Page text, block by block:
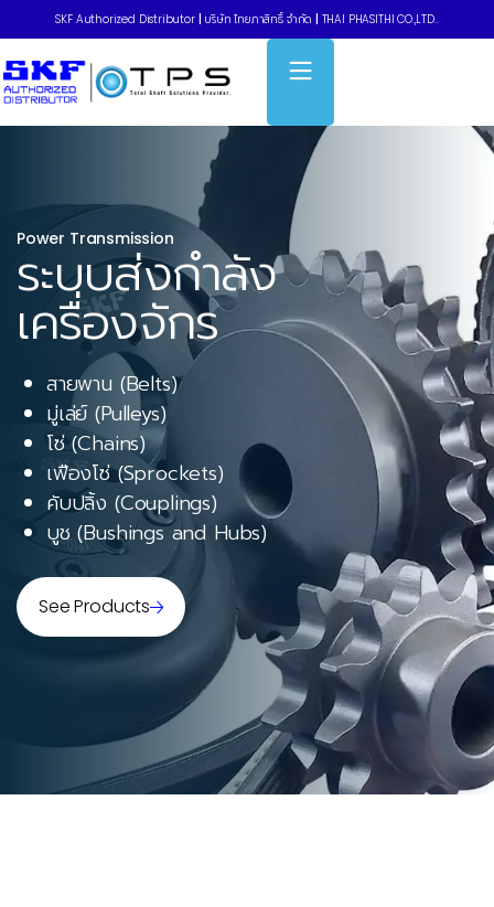
SKF Authorized Distributor บริษัท ไทยภาสิทธิ์ จำกัด THAI PHASITHI CO.,LTD..
Power Transmission
ระบบส่งกำลัง
เครื่องจักร
สายพาน (Belts)
มู่เล่ย์ (Pulleys)
โซ่ (Chains)
เฟืองโซ่ (Sprockets)
คับปลิ้ง (Couplings)
บูช (Bushings and Hubs)
See Products